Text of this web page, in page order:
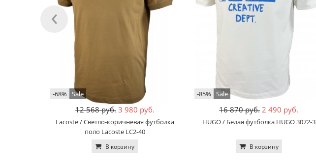
-68% Sale
12 568 руб. 3 980 руб.
Lacoste / Светло-коричневая футболка
поло Lacoste LC2-40
В корзину
-85% Sale
16 870 руб. 2 490 руб.
HUGO / Белая футболка HUGO 3072-3
В корзину
‹